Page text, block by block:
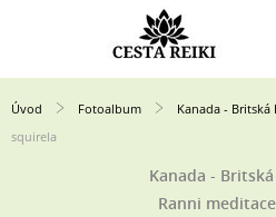
Úvod Fotoalbum Kanada -
squirela
Kanada -
Ranni